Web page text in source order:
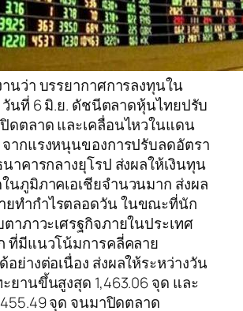
นว่า บรรยากาศการลงทุนใน
นที่ 6 มิ.ย. ดัชนีตลาดหุ้นไทยปรับ
ดตลาด และเคลื่อนไหวในแดน
ากแรงหนุนของการปรับลดอัตรา
าคารกลางยุโรป ส่งผลให้เงินทุน
นภูมิภาคเอเชียจำนวนมาก ส่งผล
ยทำกำไรตลอดวัน ในขณะที่นัก
าภาวะเศรฐกิจภายในประเทศ
ที่มีแนวโน้มการคลี่คลาย
ย่างต่อเนื่อง ส่งผลให้ระหว่างวัน
ยานขึ้นสูงสุด 1,463.06 จุด และ
จุด จนมาปิดตลาด